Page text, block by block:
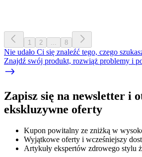
1 2 ... 8
Nie udało Ci się znaleźć tego, czego
Znajdź swój produkt, rozwiąż problemy i
Zapisz się na newsletter i
ekskluzywne oferty
Kupon powitalny ze zniżką w
Wyjątkowe oferty i wcześniejszy
Artykuły ekspertów zdrowego stylu